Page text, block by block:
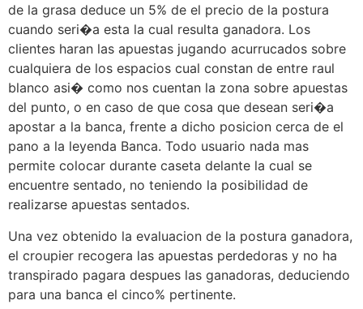
de la grasa deduce un 5% de el precio de la postura
cuando seri�a esta la cual resulta ganadora. Los
clientes haran las apuestas jugando acurrucados sobre
cualquiera de los espacios cual constan de entre raul
blanco asi� como nos cuentan la zona sobre apuestas
del punto, o en caso de que cosa que desean seri�a
apostar a la banca, frente a dicho posicion cerca de el
pano a la leyenda Banca. Todo usuario nada mas
permite colocar durante caseta delante la cual se
encuentre sentado, no teniendo la posibilidad de
realizarse apuestas sentados.
Una vez obtenido la evaluacion de la postura ganadora,
el croupier recogera las apuestas perdedoras y no ha
transpirado pagara despues las ganadoras, deduciendo
para una banca el cinco% pertinente.